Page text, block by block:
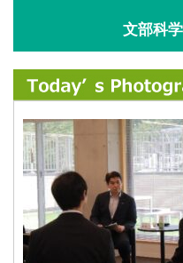
文部科